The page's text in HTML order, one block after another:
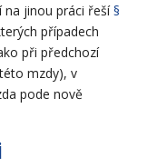
na jinou práci řeší§
případech
při předchozí
mzdy), v
pode nově